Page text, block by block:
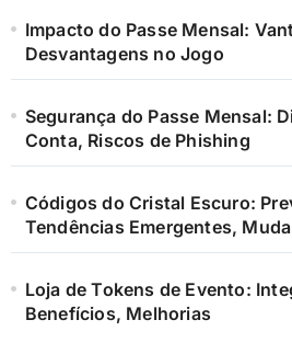
Impacto do Passe Mensal:
Desvantagens no Jogo
Segurança do Passe Mensal:
Conta, Riscos de Phishing
Códigos do Cristal Escuro:
Tendências Emergentes,
Loja de Tokens de Evento:
Benefícios, Melhorias